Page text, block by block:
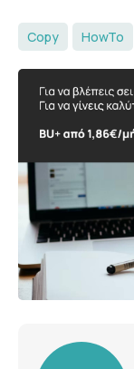
Copy HowTo